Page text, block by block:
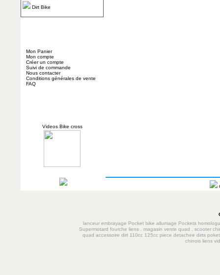
Dirt Bike
Mon Panier
Mon compte
Créer un compte
Suivi de commande
Nous contacter
Conditions générales de vente
FAQ
Videos Bike cross
lanceur embrayage Pocket bike allumage Pockets
Supermotard fourche liens magasin vente quad
scooter
quad accessoire dirt 110cc 125cc piece detachee dirts
chinois liens